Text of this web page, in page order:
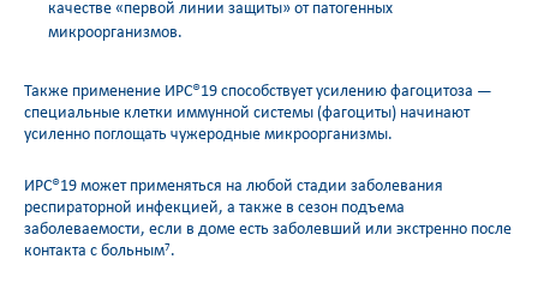
качестве «первой линии защиты» от патогенных
микроорганизмов.
Также применение ИРС®19 способствует усилению фагоцитоза —
специальные клетки иммунной системы (фагоциты) начинают
усиленно поглощать чужеродные микроорганизмы.
ИРС®19 может применяться на любой стадии заболевания
респираторной инфекцией, а также в сезон подъема
заболеваемости, если в доме есть заболевший или экстренно после
контакта с больным7.